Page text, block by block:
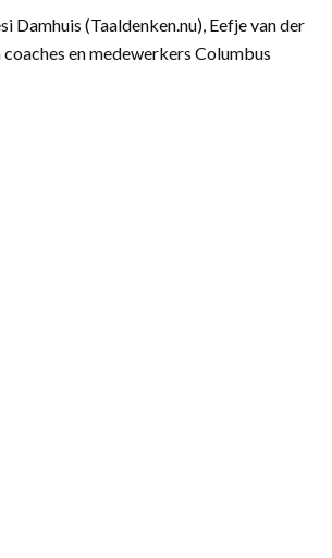
Damhuis (Taaldenken.nu), Eefje van der
en medewerkers Columbus